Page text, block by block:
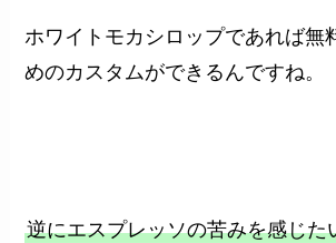
ホワイトモカシロップであれば無
めのカスタムができるんですね。
逆にエスプレッソの苦みを感じた